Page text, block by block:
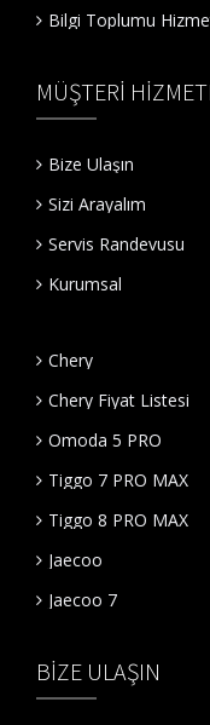
Bilgi Toplumu
MÜŞTERİ
Bize Ulaşın
Sizi Arayalım
Servis Randevusu
Kurumsal
Chery
Chery Fiyat Listesi
Omoda 5 PRO
Tiggo 7 PRO MAX
Tiggo 8 PRO MAX
Jaecoo
Jaecoo 7
BIZE ULAŞIN